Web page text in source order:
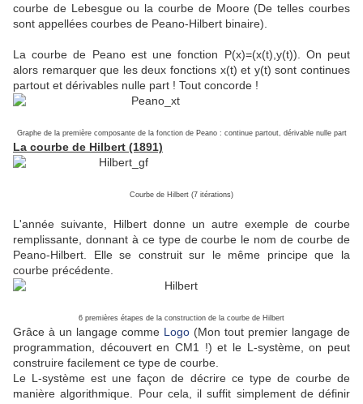
courbe de Lebesgue ou la courbe de Moore (De telles courbes
sont appellées courbes de Peano-Hilbert binaire).
La courbe de Peano est une fonction P(x)=(x(t),y(t)). On peut
alors remarquer que les deux fonctions x(t) et y(t) sont continues
partout et dérivables nulle part ! Tout concorde !
Graphe de la première composante de la fonction de Peano : continue partout, dérivable nulle part
La courbe de Hilbert (1891)
Courbe de Hilbert (7 itérations)
L'année suivante, Hilbert donne un autre exemple de courbe
remplissante, donnant à ce type de courbe le nom de courbe de
Peano-Hilbert. Elle se construit sur le même principe que la
courbe précédente.
6 premières étapes de la construction de la courbe de Hilbert
Grâce à un langage comme Logo (Mon tout premier langage de
programmation, découvert en CM1 !) et le L-système, on peut
construire facilement ce type de courbe.
Le L-système est une façon de décrire ce type de courbe de
manière algorithmique. Pour cela, il suffit simplement de définir